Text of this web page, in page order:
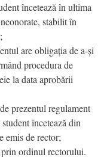
încetează în ultima
stabilit în
are obligația de a-și
procedura de
la data aprobării
prezentul regulament
încetează din
emis de rector;
ordinul rectorului.